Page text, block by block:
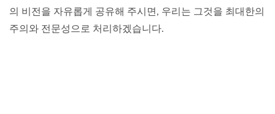
의 비전을 자유롭게 공유해 주시면, 우리는 그것을 최대한의
주의와 전문성으로 처리하겠습니다.